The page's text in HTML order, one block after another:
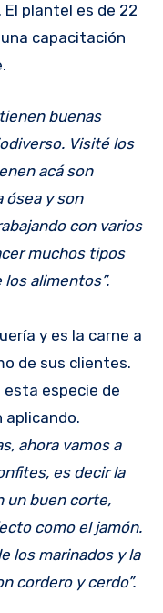
El plantel es de 22
capacitación
buenas
Visité los
acá son
ósea y son
con varios
muchos tipos
alimentos”.
y es la carne a
de sus clientes.
especie de
aplicando.
ahora vamos a
es decir la
un buen corte,
como el jamón.
los marinados y la
cordero y cerdo”.